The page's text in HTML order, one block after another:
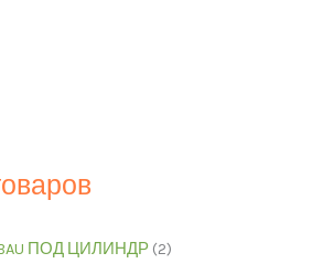
ПОД ЦИЛИНДР (2)